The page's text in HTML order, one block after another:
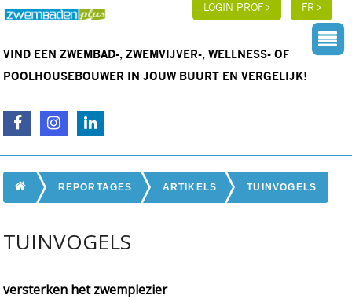
LOGIN PROF FR
VIND EEN ZWEMBAD-, ZWEMVIJVER-, WELLNESS- OF
POOLHOUSEBOUWER IN JOUW BUURT EN VERGELIJK!
REPORTAGES ARTIKELS TUINVOGELS
TUINVOGELS
versterken het zwemplezier